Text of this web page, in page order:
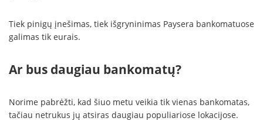
Tiek pinigų įnešimas, tiek išgryninimas Paysera bankomatuose
galimas tik eurais.
Ar bus daugiau bankomatų?
Norime pabrėžti, kad šiuo metu veikia tik vienas bankomatas,
tačiau netrukus jų atsiras daugiau populiariose lokacijose.